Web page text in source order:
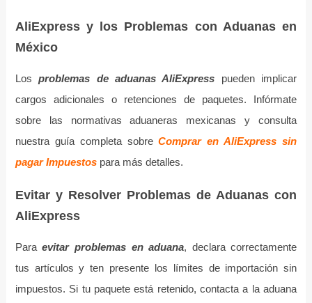
AliExpress y los Problemas con Aduanas en
México
Losproblemas de aduanas AliExpress pueden implicar
cargos adicionales o retenciones de paquetes. Infórmate
sobre las normativas aduaneras mexicanas y consulta
nuestra guía completa sobreComprar en AliExpress sin
pagar Impuestospara más detalles.
Evitar y Resolver Problemas de Aduanas con
AliExpress
Paraevitar problemas en aduana, declara correctamente
tus artículos y ten presente los límites de importación sin
impuestos. Si tu paquete está retenido, contacta a la aduana